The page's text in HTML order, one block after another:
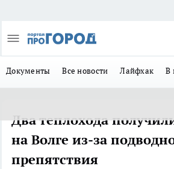
Документы Все новости Лайфхак В
Два теплохода
на Волге из-за
препятствия